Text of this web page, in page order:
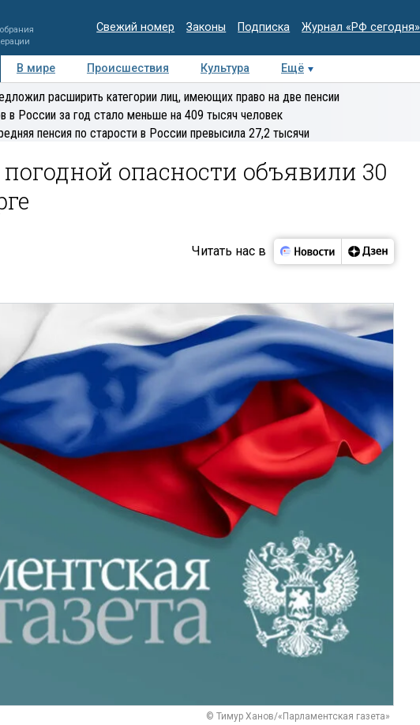
Свежий номер Законы Подписка Журнал «РФ сегодня»
В мире Происшествия Культура Ещё
Медиацентр Интервью Колумнисты
Деловая
расширить категории лиц, имеющих право на две пенсии
в России за год стало меньше на 409 тысяч человек
пенсия по старости в России превысила 27,2 тысячи
опасности объявили 30
Читать нас в
© Тимур Ханов/«Парламентская газета»